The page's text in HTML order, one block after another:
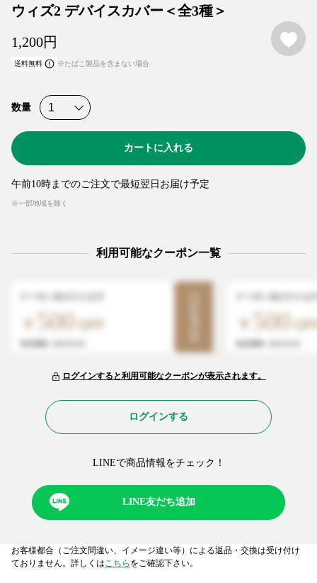
ウィズ2 デバイスカバー＜全3種＞
1,200円
送料無料 ※たばこ製品を含まない場合
午前10時までのご注文で最短翌日お届け予定
※一部地域を除く
数量
カートに入れる
利用可能なクーポン一覧
500 500
ログインすると利用可能なクーポンが表示されます。
ログインする
LINEで商品情報をチェック！​
LINE友だち追加
お客様都合（ご注文間違い、イメージ違い等）による返品・交換は受け付け
ておりません。詳しくは こちら をご確認下さい。